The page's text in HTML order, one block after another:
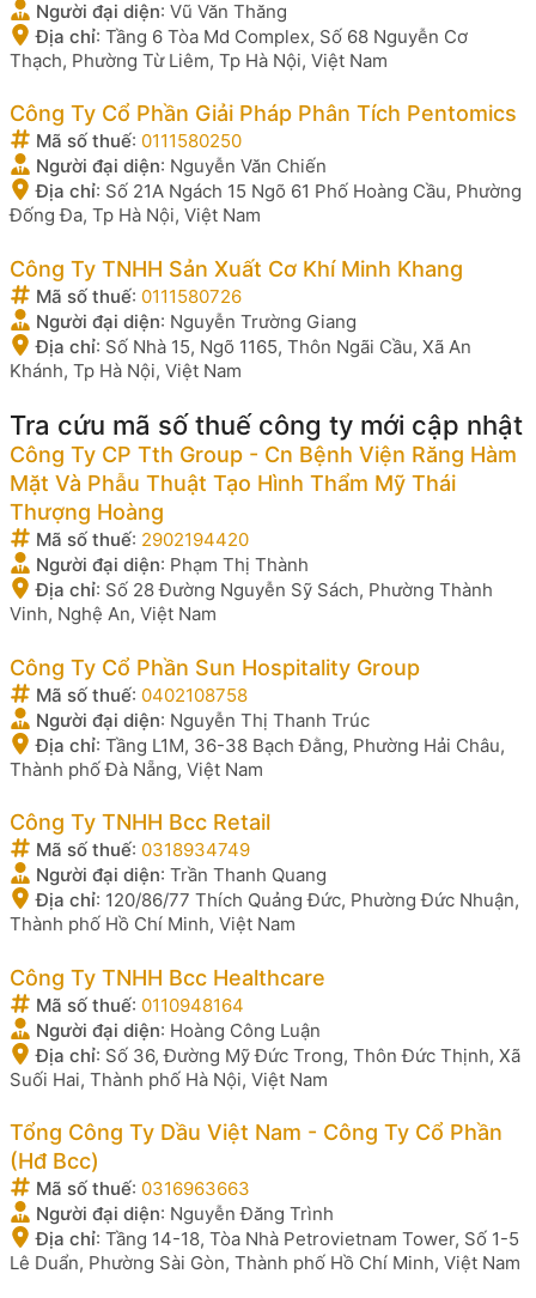
Người đại diện: Vũ Văn Thăng
Địa chỉ: Tầng 6 Tòa Md Complex, Số 68 Nguyễn Cơ
Thạch, Phường Từ Liêm, Tp Hà Nội, Việt Nam
Công Ty Cổ Phần Giải Pháp Phân Tích Pentomics
Mã số thuế: 0111580250
Người đại diện: Nguyễn Văn Chiến
Địa chỉ: Số 21A Ngách 15 Ngõ 61 Phố Hoàng Cầu, Phường
Đống Đa, Tp Hà Nội, Việt Nam
Công Ty TNHH Sản Xuất Cơ Khí Minh Khang
Mã số thuế: 0111580726
Người đại diện: Nguyễn Trường Giang
Địa chỉ: Số Nhà 15, Ngõ 1165, Thôn Ngãi Cầu, Xã An
Khánh, Tp Hà Nội, Việt Nam
Tra cứu mã số thuế công ty mới cập nhật
Công Ty CP Tth Group - Cn Bệnh Viện Răng Hàm
Mặt Và Phẫu Thuật Tạo Hình Thẩm Mỹ Thái
Thượng Hoàng
Mã số thuế: 2902194420
Người đại diện: Phạm Thị Thành
Địa chỉ: Số 28 Đường Nguyễn Sỹ Sách, Phường Thành
Vinh, Nghệ An, Việt Nam
Công Ty Cổ Phần Sun Hospitality Group
Mã số thuế: 0402108758
Người đại diện: Nguyễn Thị Thanh Trúc
Địa chỉ: Tầng L1M, 36-38 Bạch Đằng, Phường Hải Châu,
Thành phố Đà Nẵng, Việt Nam
Công Ty TNHH Bcc Retail
Mã số thuế: 0318934749
Người đại diện: Trần Thanh Quang
Địa chỉ: 120/86/77 Thích Quảng Đức, Phường Đức Nhuận,
Thành phố Hồ Chí Minh, Việt Nam
Công Ty TNHH Bcc Healthcare
Mã số thuế: 0110948164
Người đại diện: Hoàng Công Luận
Địa chỉ: Số 36, Đường Mỹ Đức Trong, Thôn Đức Thịnh, Xã
Suối Hai, Thành phố Hà Nội, Việt Nam
Tổng Công Ty Dầu Việt Nam - Công Ty Cổ Phần
(Hđ Bcc)
Mã số thuế: 0316963663
Người đại diện: Nguyễn Đăng Trình
Địa chỉ: Tầng 14-18, Tòa Nhà Petrovietnam Tower, Số 1-5
Lê Duẩn, Phường Sài Gòn, Thành phố Hồ Chí Minh, Việt Nam